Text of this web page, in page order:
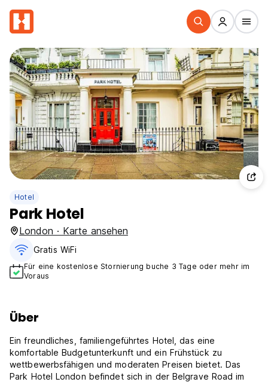
Hotel
Park Hotel
London · Karte ansehen
Gratis WiFi
Für eine kostenlose Stornierung buche 3 Tage oder mehr im
Voraus
Über
Ein freundliches, familiengeführtes Hotel, das eine
komfortable Budgetunterkunft und ein Frühstück zu
wettbewerbsfähigen und moderaten Preisen bietet. Das
Park Hotel London befindet sich in der Belgrave Road im